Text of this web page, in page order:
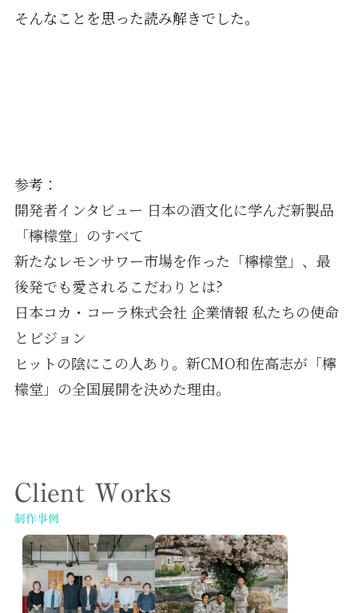
そんなことを思った読み解きでした。
参考：
開発者インタビュー 日本の酒文化に学んだ新製品
「檸檬堂」のすべて
新たなレモンサワー市場を作った「檸檬堂」、最
後発でも愛されるこだわりとは?
日本コカ・コーラ株式会社 企業情報 私たちの使命
とビジョン
ヒットの陰にこの人あり。新CMO和佐高志が「檸
檬堂」の全国展開を決めた理由。
Client Works
制作事例